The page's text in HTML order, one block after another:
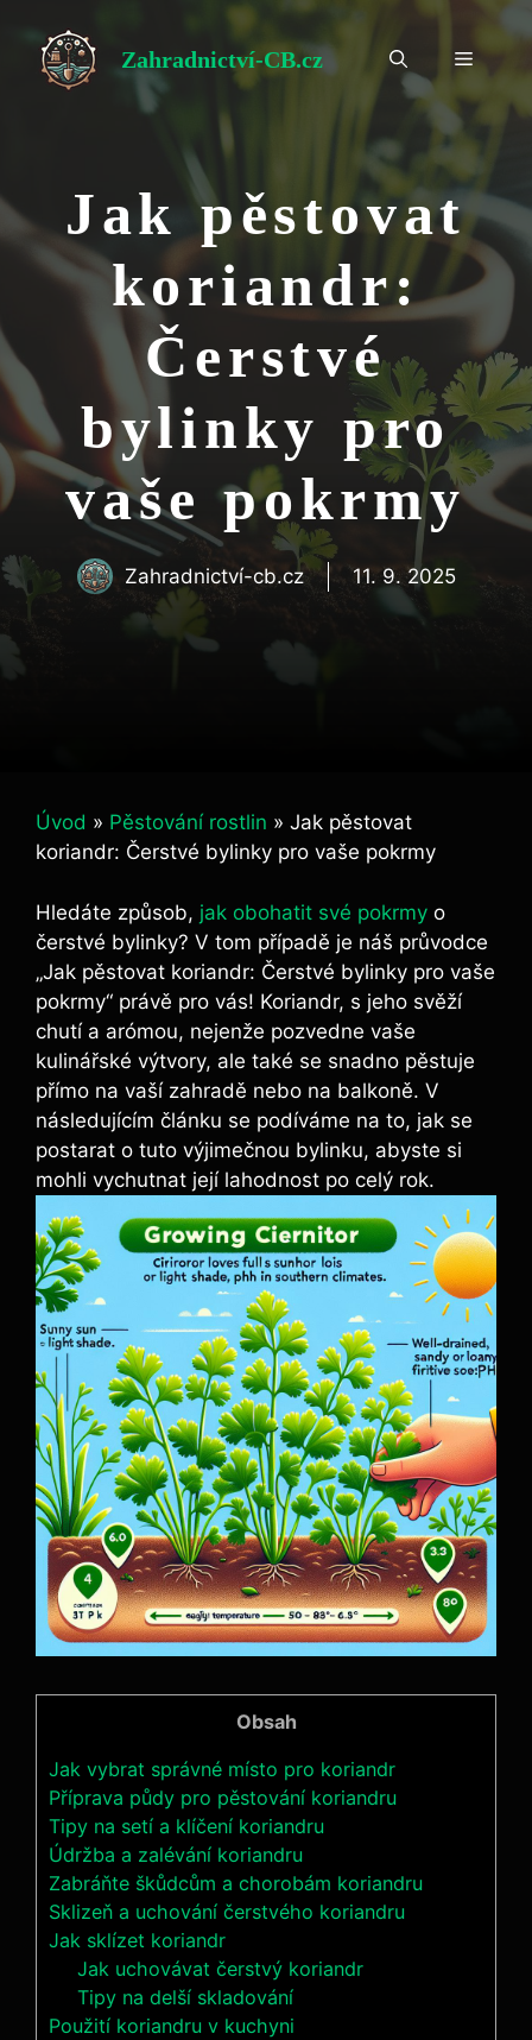
obsah
Zahradnictví-CB.cz Menu
Jak pěstovat
koriandr:
Čerstvé
bylinky pro
vaše pokrmy
Zahradnictví-cb.cz 11. 9. 2025
Úvod » Pěstování rostlin » Jak pěstovat
koriandr: Čerstvé bylinky pro vaše pokrmy
Hledáte způsob, jak obohatit své pokrmy o
čerstvé bylinky? V tom případě je náš průvodce
„Jak pěstovat koriandr: Čerstvé bylinky pro vaše
pokrmy“ právě pro vás! Koriandr, s jeho svěží
chutí a arómou, nejenže pozvedne vaše
kulinářské výtvory, ale také se snadno pěstuje
přímo na vaší zahradě nebo na balkoně. V
následujícím článku se podíváme na to, jak se
postarat o tuto výjimečnou bylinku, abyste si
mohli vychutnat její lahodnost po celý rok.
Obsah
Jak vybrat správné místo pro koriandr
Příprava půdy pro pěstování koriandru
Tipy na setí a klíčení koriandru
Údržba a zalévání koriandru
Zabráňte škůdcům a chorobám koriandru
Sklizeň a uchování čerstvého koriandru
Jak sklízet koriandr
Jak uchovávat čerstvý koriandr
Tipy na delší skladování
Použití koriandru v kuchyni